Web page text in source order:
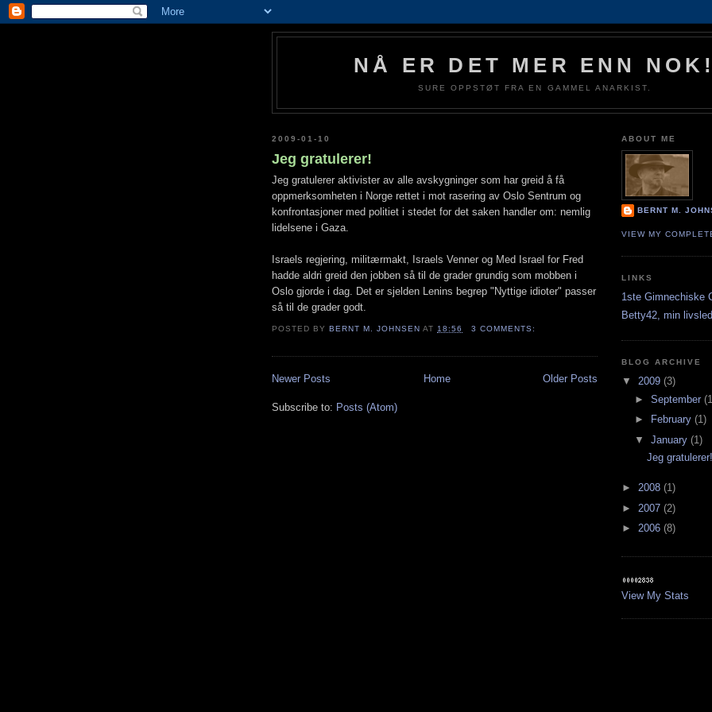
NÅ ER DET MER ENN
SURE OPPSTØT FRA EN GAMMEL ANARKIST.
2009-01-10
Jeg gratulerer!
Jeg gratulerer aktivister av alle avskygninger som har greid å få
oppmerksomheten i Norge rettet i mot rasering av Oslo Sentrum og
konfrontasjoner med politiet i stedet for det saken handler om: nemlig
lidelsene i Gaza.
Israels regjering, militærmakt, Israels Venner og Med Israel for Fred
hadde aldri greid den jobben så til de grader grundig som mobben i
Oslo gjorde i dag. Det er sjelden Lenins begrep "Nyttige idioter" passer
så til de grader godt.
POSTED BYBERNT M. JOHNSEN AT 18:56 3 COMMENTS:
Newer Posts Older Posts
Home
Subscribe to: Posts (Atom)
ABOUT ME
BERNT M.
VIEW MY
LINKS
1ste Gimnechiske
Betty42, min
BLOG ARCHIVE
▼ 2009 (3)
► September
►
February (1)
▼ January (1)
Jeg
► 2008 (1)
► 2007 (2)
► 2006 (8)
View My Stats